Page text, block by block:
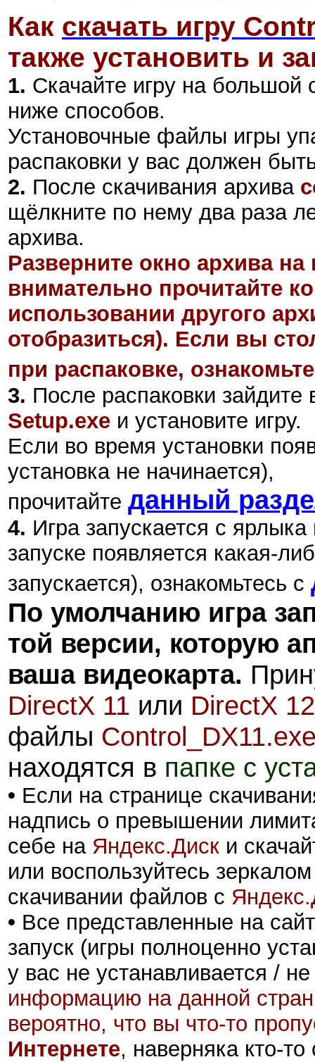
Как скачать игру
также установить и
1. Скачайте игру на большой
ниже способов.
Установочные файлы игры
распаковки у вас должен
2. После скачивания архива
щёлкните по нему два раза
архива.
Разверните окно архива на
внимательно прочитайте
использовании другого
отобразиться). Если вы
при распаковке,
3. После распаковки зайдите
Setup.exe и установите игру.
Если во время установки
установка не начинается),
прочитайте данный
4. Игра запускается с
запуске появляется какая-
запускается), ознакомьтесь с
По умолчанию игра
той версии, которую
ваша видеокарта.
DirectX 11 или DirectX 12
файлы
находятся в папке с
• Если на странице
надпись о превышении
себе на Яндекс.Диск и
или воспользуйтесь
скачивании файлов с
• Все представленные на
запуск (игры полноценно
у вас не устанавливается /
информацию на данной
вероятно, что вы что-то
Интернете, наверняка кто-